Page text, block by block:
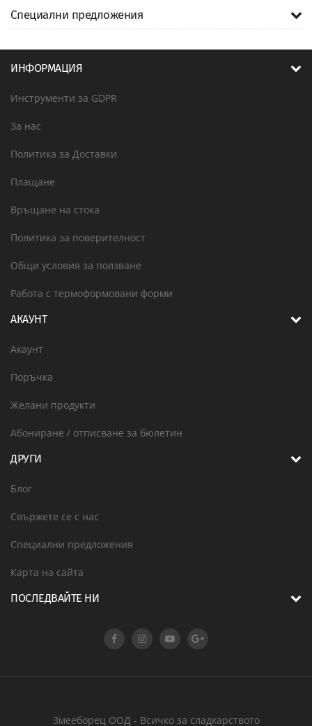
Специални предложения
ИНФОРМАЦИЯ
Инструменти за GDPR
За нас
Политика за Доставки
Плащане
Връщане на стока
Политика за поверителност
Общи условия за ползване
Работа с термоформовани форми
АКАУНТ
Акаунт
Поръчка
Желани продукти
Абониране / отписване за бюлетин
ДРУГИ
Блог
Свържете се с нас
Специални предложения
Карта на сайта
ПОСЛЕДВАЙТЕ НИ
Змееборец ООД - Всичко за сладкарството